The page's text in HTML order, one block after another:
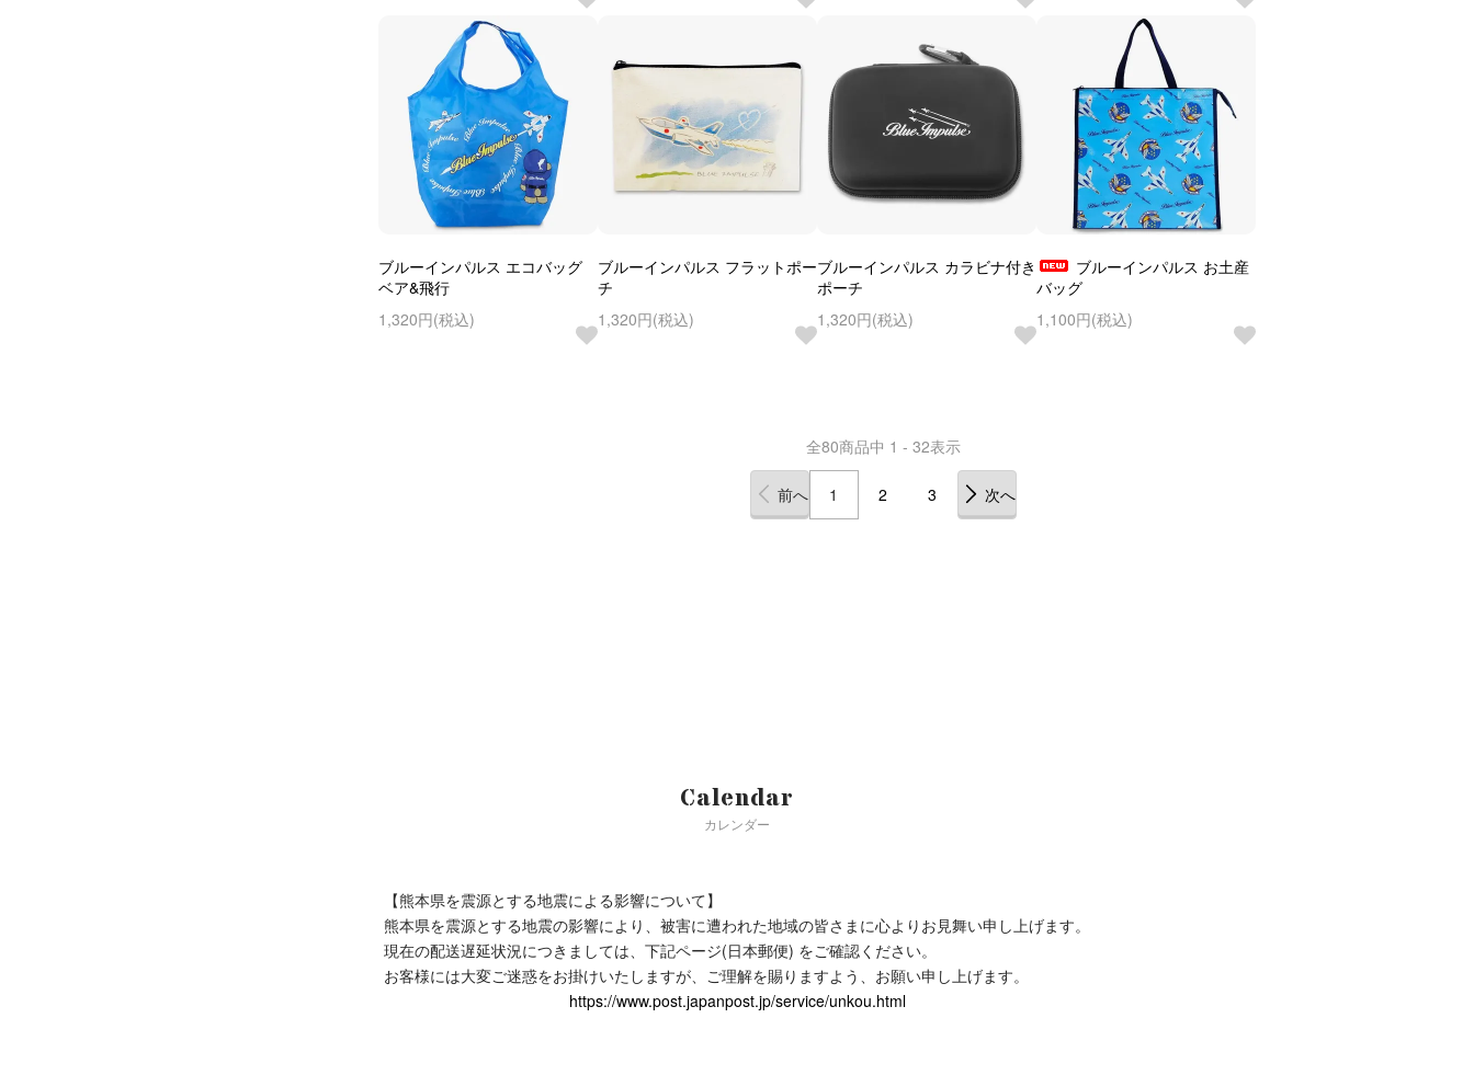
ブルーインパルス エコバッグ
ベア&飛行
1,320円(税込)
ブルーインパルス フラットポー
チ
1,320円(税込)
ブルーインパルス カラビナ付き
ポーチ
1,320円(税込)
ブルーインパルス お土産
バッグ
1,100円(税込)
全80商品中 1 - 32表示
前へ 1 2 3 次へ
Calendar
カレンダー
【熊本県を震源とする地震による影響について】
熊本県を震源とする地震の影響により、被害に遭われた地域の皆さまに心よりお見舞い申し上げます。
現在の配送遅延状況につきましては、下記ページ(日本郵便) をご確認ください。
お客様には大変ご迷惑をお掛けいたしますが、ご理解を賜りますよう、お願い申し上げます。
https://www.post.japanpost.jp/service/unkou.html